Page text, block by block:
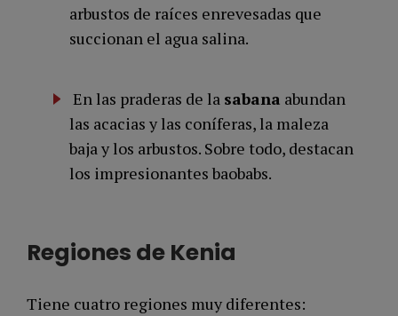
arbustos de raíces enrevesadas que
succionan el agua salina.
En las praderas de la sabana abundan
las acacias y las coníferas, la maleza
baja y los arbustos. Sobre todo, destacan
los impresionantes baobabs.
Regiones de Kenia
Tiene cuatro regiones muy diferentes: